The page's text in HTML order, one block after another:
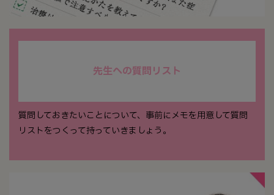
先生への質問リスト
質問しておきたいことについて、事前にメモを用意して質問
リストをつくって持っていきましょう。